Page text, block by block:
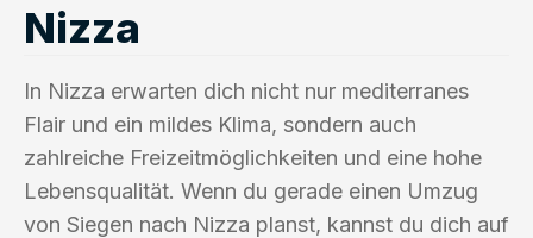
Nizza
In Nizza erwarten dich nicht nur mediterranes
Flair und ein mildes Klima, sondern auch
zahlreiche Freizeitmöglichkeiten und eine hohe
Lebensqualität. Wenn du gerade einen Umzug
von Siegen nach Nizza planst, kannst du dich auf